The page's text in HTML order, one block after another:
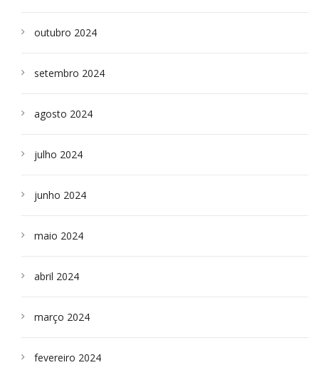
outubro 2024
setembro 2024
agosto 2024
julho 2024
junho 2024
maio 2024
abril 2024
março 2024
fevereiro 2024